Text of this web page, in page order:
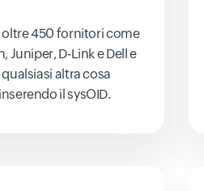
450 fornitori come
Juniper, D-Link e Dell e
altra cosa
il sysOID.